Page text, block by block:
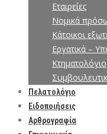
Εταιρείες
Νομικά
Κάτοικοι
Εργατικά –
Κτηματολόγιο
Πελατολόγιο
Ειδοποιήσεις
Αρθρογραφία